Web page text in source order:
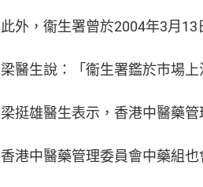
此外，衞生署曾於2004年3月
梁醫生說：「衞生署鑑於市場
梁挺雄醫生表示，香港中醫藥
香港中醫藥管理委員會中藥組